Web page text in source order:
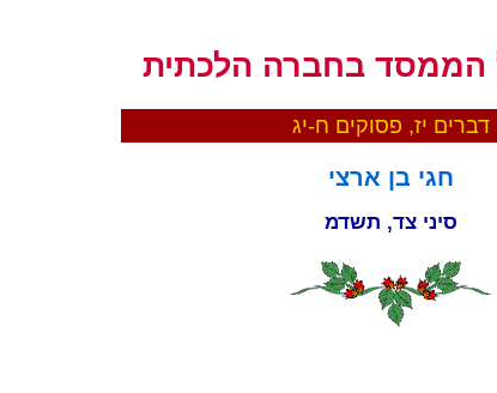
הממסד בחברה הלכתית
דברים יז, פסוקים ח-יג
חגי בן ארצי
סיני צד, תשדמ